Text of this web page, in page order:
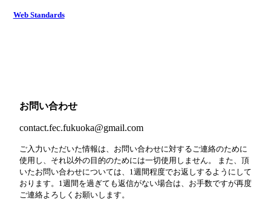
Web Standards
お問い合わせ
contact.fec.fukuoka@gmail.com
ご入力いただいた情報は、お問い合わせに対するご連絡のために
使用し、それ以外の目的のためには一切使用しません。 また、頂
いたお問い合わせについては、1週間程度でお返しするようにして
おります。1週間を過ぎても返信がない場合は、お手数ですが再度
ご連絡よろしくお願いします。